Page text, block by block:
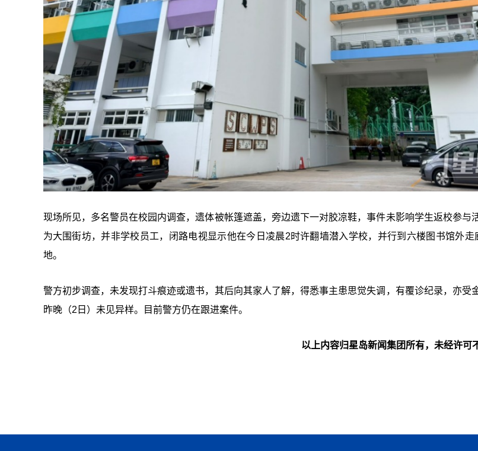
现场所见，多名警员在校园内调查，遗体被帐篷遮盖，旁边遗下一对胶凉鞋，事件未影响学生返校参与
为大围街坊，并非学校员工，闭路电视显示他在今日凌晨2时许翻墙潜入学校，并行到六楼图书馆外走
地。
警方初步调查，未发现打斗痕迹或遗书，其后向其家人了解，得悉事主患思觉失调，有覆诊纪录，亦受
昨晚（2日）未见异样。目前警方仍在跟进案件。
以上内容归星岛新闻集团所有，未经许可